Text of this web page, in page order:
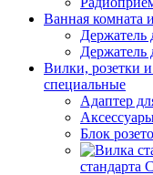
Ванная комната
Держатель
Держатель
Вилки, розетки
специальные
Адаптер
Блок
стандарта